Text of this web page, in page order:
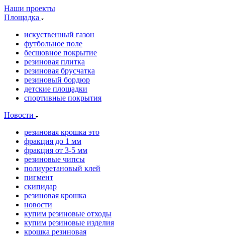
Наши проекты
Площадка
искуственный газон
футбольное поле
бесшовное покрытие
резиновая плитка
резиновая брусчатка
резиновый бордюр
детские площадки
спортивные покрытия
Новости
резиновая крошка это
фракция до 1 мм
фракция от 3-5 мм
резиновые чипсы
полиуретановый клей
пигмент
скипидар
резиновая крошка
новости
купим резиновые отходы
купим резиновые изделия
крошка резиновая